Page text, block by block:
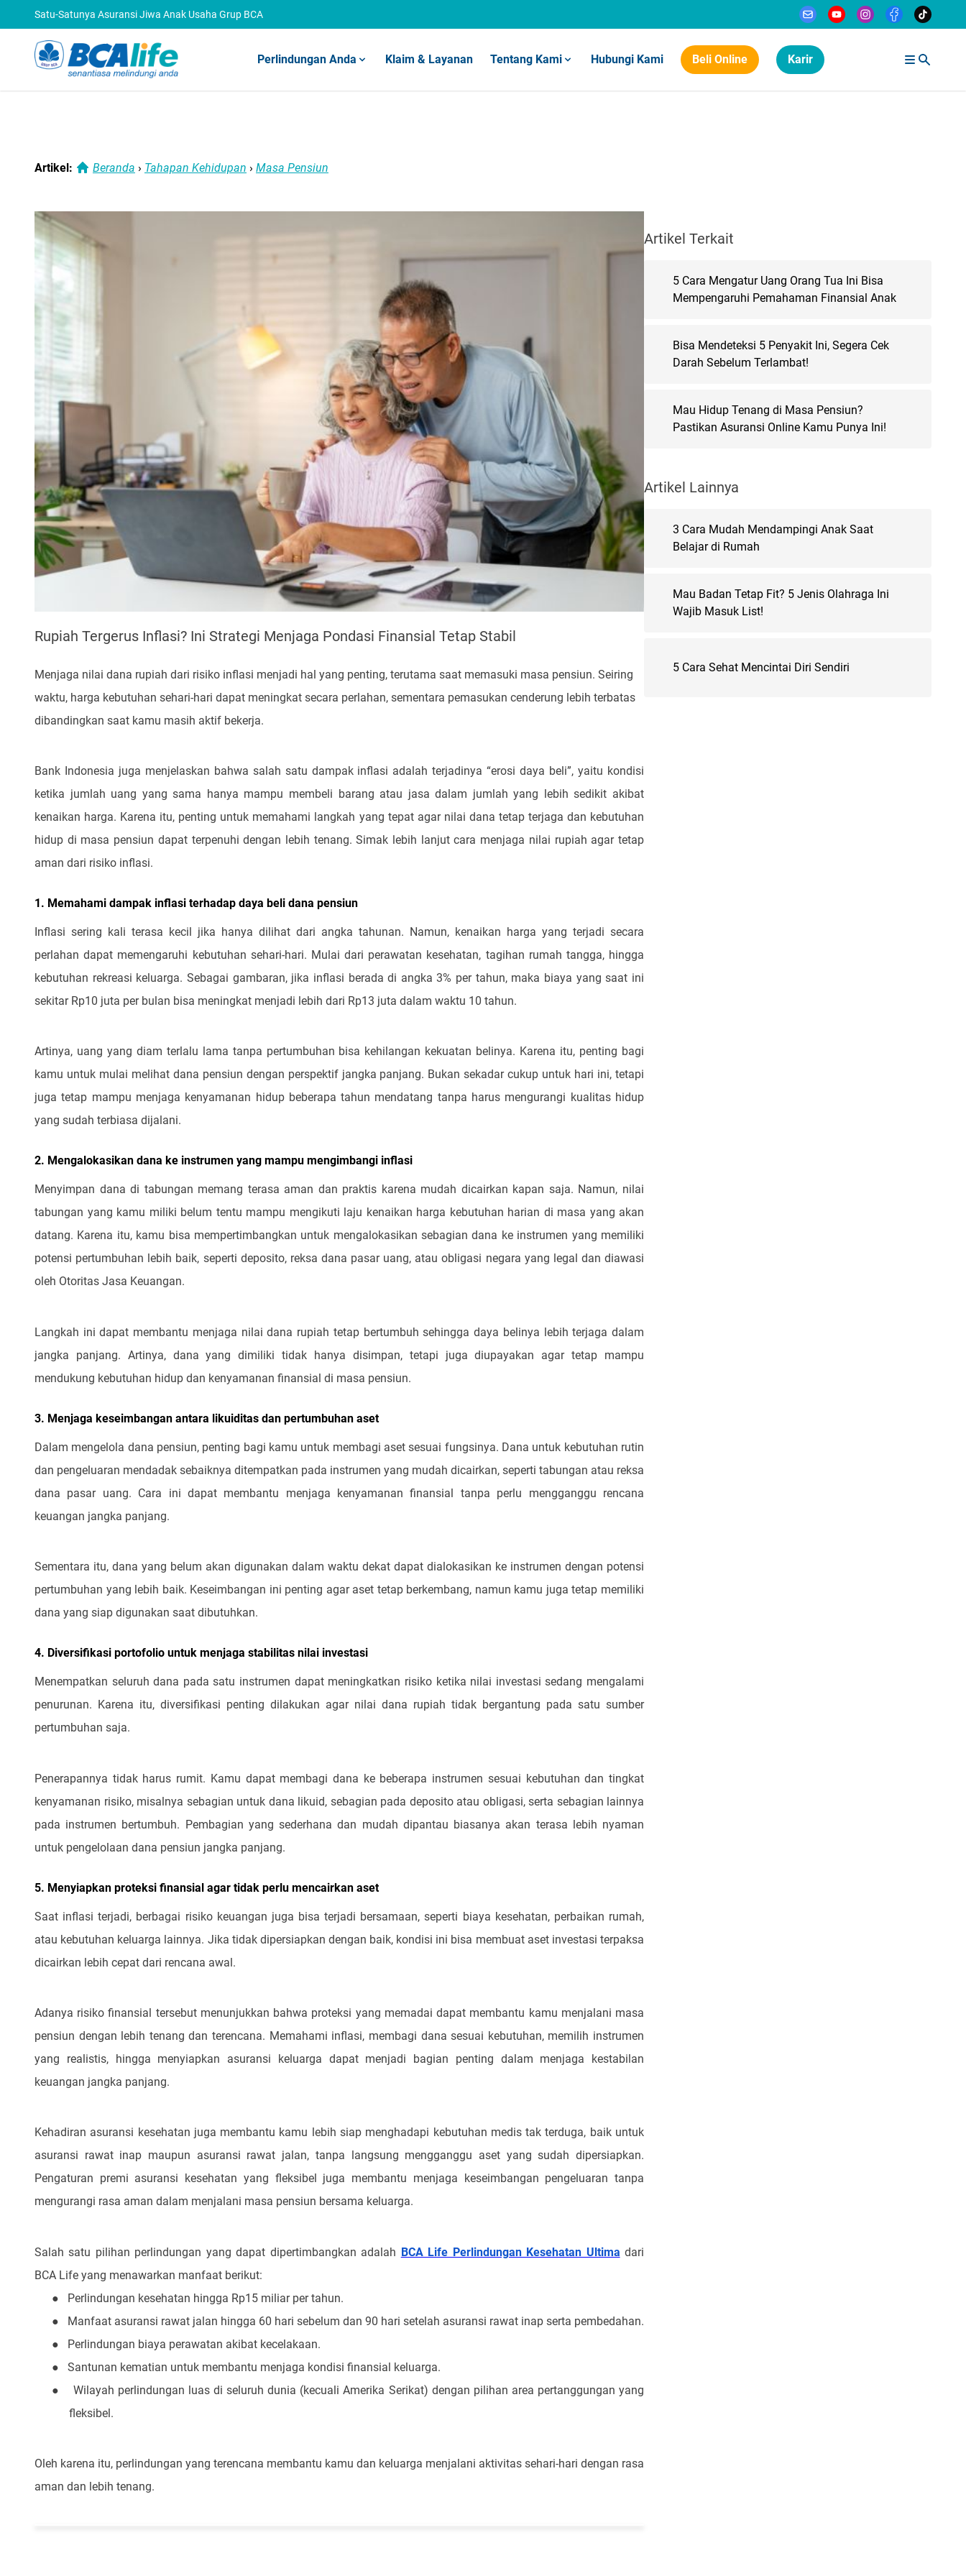
Satu-Satunya Asuransi Jiwa Anak Usaha Grup BCA
Perlindungan Anda Klaim & Layanan Tentang Kami Hubungi Kami Beli Online Karir
Artikel: Beranda › Tahapan Kehidupan › Masa Pensiun
Rupiah Tergerus Inflasi? Ini Strategi Menjaga Pondasi Finansial Tetap Stabil
Menjaga nilai dana rupiah dari risiko inflasi menjadi hal yang penting, terutama saat memasuki masa pensiun. Seiring
waktu, harga kebutuhan sehari-hari dapat meningkat secara perlahan, sementara pemasukan cenderung lebih terbatas
dibandingkan saat kamu masih aktif bekerja.
Bank Indonesia juga menjelaskan bahwa salah satu dampak inflasi adalah terjadinya “erosi daya beli”, yaitu kondisi
ketika jumlah uang yang sama hanya mampu membeli barang atau jasa dalam jumlah yang lebih sedikit akibat
kenaikan harga. Karena itu, penting untuk memahami langkah yang tepat agar nilai dana tetap terjaga dan kebutuhan
hidup di masa pensiun dapat terpenuhi dengan lebih tenang. Simak lebih lanjut cara menjaga nilai rupiah agar tetap
aman dari risiko inflasi.
1. Memahami dampak inflasi terhadap daya beli dana pensiun
Inflasi sering kali terasa kecil jika hanya dilihat dari angka tahunan. Namun, kenaikan harga yang terjadi secara
perlahan dapat memengaruhi kebutuhan sehari-hari. Mulai dari perawatan kesehatan, tagihan rumah tangga, hingga
kebutuhan rekreasi keluarga. Sebagai gambaran, jika inflasi berada di angka 3% per tahun, maka biaya yang saat ini
sekitar Rp10 juta per bulan bisa meningkat menjadi lebih dari Rp13 juta dalam waktu 10 tahun.
Artinya, uang yang diam terlalu lama tanpa pertumbuhan bisa kehilangan kekuatan belinya. Karena itu, penting bagi
kamu untuk mulai melihat dana pensiun dengan perspektif jangka panjang. Bukan sekadar cukup untuk hari ini, tetapi
juga tetap mampu menjaga kenyamanan hidup beberapa tahun mendatang tanpa harus mengurangi kualitas hidup
yang sudah terbiasa dijalani.
2. Mengalokasikan dana ke instrumen yang mampu mengimbangi inflasi
Menyimpan dana di tabungan memang terasa aman dan praktis karena mudah dicairkan kapan saja. Namun, nilai
tabungan yang kamu miliki belum tentu mampu mengikuti laju kenaikan harga kebutuhan harian di masa yang akan
datang. Karena itu, kamu bisa mempertimbangkan untuk mengalokasikan sebagian dana ke instrumen yang memiliki
potensi pertumbuhan lebih baik, seperti deposito, reksa dana pasar uang, atau obligasi negara yang legal dan diawasi
oleh Otoritas Jasa Keuangan.
Langkah ini dapat membantu menjaga nilai dana rupiah tetap bertumbuh sehingga daya belinya lebih terjaga dalam
jangka panjang. Artinya, dana yang dimiliki tidak hanya disimpan, tetapi juga diupayakan agar tetap mampu
mendukung kebutuhan hidup dan kenyamanan finansial di masa pensiun.
3. Menjaga keseimbangan antara likuiditas dan pertumbuhan aset
Dalam mengelola dana pensiun, penting bagi kamu untuk membagi aset sesuai fungsinya. Dana untuk kebutuhan rutin
dan pengeluaran mendadak sebaiknya ditempatkan pada instrumen yang mudah dicairkan, seperti tabungan atau reksa
dana pasar uang. Cara ini dapat membantu menjaga kenyamanan finansial tanpa perlu mengganggu rencana
keuangan jangka panjang.
Sementara itu, dana yang belum akan digunakan dalam waktu dekat dapat dialokasikan ke instrumen dengan potensi
pertumbuhan yang lebih baik. Keseimbangan ini penting agar aset tetap berkembang, namun kamu juga tetap memiliki
dana yang siap digunakan saat dibutuhkan.
4. Diversifikasi portofolio untuk menjaga stabilitas nilai investasi
Menempatkan seluruh dana pada satu instrumen dapat meningkatkan risiko ketika nilai investasi sedang mengalami
penurunan. Karena itu, diversifikasi penting dilakukan agar nilai dana rupiah tidak bergantung pada satu sumber
pertumbuhan saja.
Penerapannya tidak harus rumit. Kamu dapat membagi dana ke beberapa instrumen sesuai kebutuhan dan tingkat
kenyamanan risiko, misalnya sebagian untuk dana likuid, sebagian pada deposito atau obligasi, serta sebagian lainnya
pada instrumen bertumbuh. Pembagian yang sederhana dan mudah dipantau biasanya akan terasa lebih nyaman
untuk pengelolaan dana pensiun jangka panjang.
5. Menyiapkan proteksi finansial agar tidak perlu mencairkan aset
Saat inflasi terjadi, berbagai risiko keuangan juga bisa terjadi bersamaan, seperti biaya kesehatan, perbaikan rumah,
atau kebutuhan keluarga lainnya. Jika tidak dipersiapkan dengan baik, kondisi ini bisa membuat aset investasi terpaksa
dicairkan lebih cepat dari rencana awal.
Adanya risiko finansial tersebut menunjukkan bahwa proteksi yang memadai dapat membantu kamu menjalani masa
pensiun dengan lebih tenang dan terencana. Memahami inflasi, membagi dana sesuai kebutuhan, memilih instrumen
yang realistis, hingga menyiapkan asuransi keluarga dapat menjadi bagian penting dalam menjaga kestabilan
keuangan jangka panjang.
Kehadiran asuransi kesehatan juga membantu kamu lebih siap menghadapi kebutuhan medis tak terduga, baik untuk
asuransi rawat inap maupun asuransi rawat jalan, tanpa langsung mengganggu aset yang sudah dipersiapkan.
Pengaturan premi asuransi kesehatan yang fleksibel juga membantu menjaga keseimbangan pengeluaran tanpa
mengurangi rasa aman dalam menjalani masa pensiun bersama keluarga.
Salah satu pilihan perlindungan yang dapat dipertimbangkan adalah BCA Life Perlindungan Kesehatan Ultima dari
BCA Life yang menawarkan manfaat berikut:
●
Perlindungan kesehatan hingga Rp15 miliar per tahun.
●
Manfaat asuransi rawat jalan hingga 60 hari sebelum dan 90 hari setelah asuransi rawat inap serta pembedahan.
●
Perlindungan biaya perawatan akibat kecelakaan.
●
Santunan kematian untuk membantu menjaga kondisi finansial keluarga.
●
Wilayah perlindungan luas di seluruh dunia (kecuali Amerika Serikat) dengan pilihan area pertanggungan yang
fleksibel.
Oleh karena itu, perlindungan yang terencana membantu kamu dan keluarga menjalani aktivitas sehari-hari dengan rasa
aman dan lebih tenang.
Artikel Terkait
5 Cara Mengatur Uang Orang Tua Ini Bisa
Mempengaruhi Pemahaman Finansial Anak
Bisa Mendeteksi 5 Penyakit Ini, Segera Cek
Darah Sebelum Terlambat!
Mau Hidup Tenang di Masa Pensiun?
Pastikan Asuransi Online Kamu Punya Ini!
Artikel Lainnya
3 Cara Mudah Mendampingi Anak Saat
Belajar di Rumah
Mau Badan Tetap Fit? 5 Jenis Olahraga Ini
Wajib Masuk List!
5 Cara Sehat Mencintai Diri Sendiri